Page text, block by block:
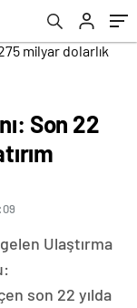
Son 22
Ulaştırma
son 22 yılda